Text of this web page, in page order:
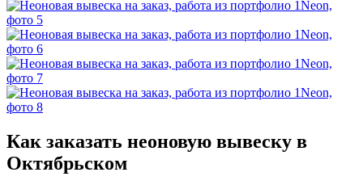
Как заказать неоновую вывеску в
Октябрьском